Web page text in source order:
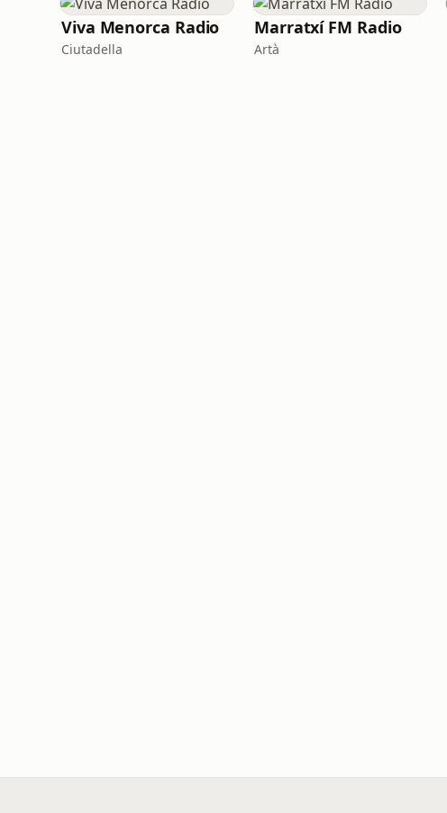
Viva Menorca Radio
Ciutadella
Marratxí FM Radio
Artà